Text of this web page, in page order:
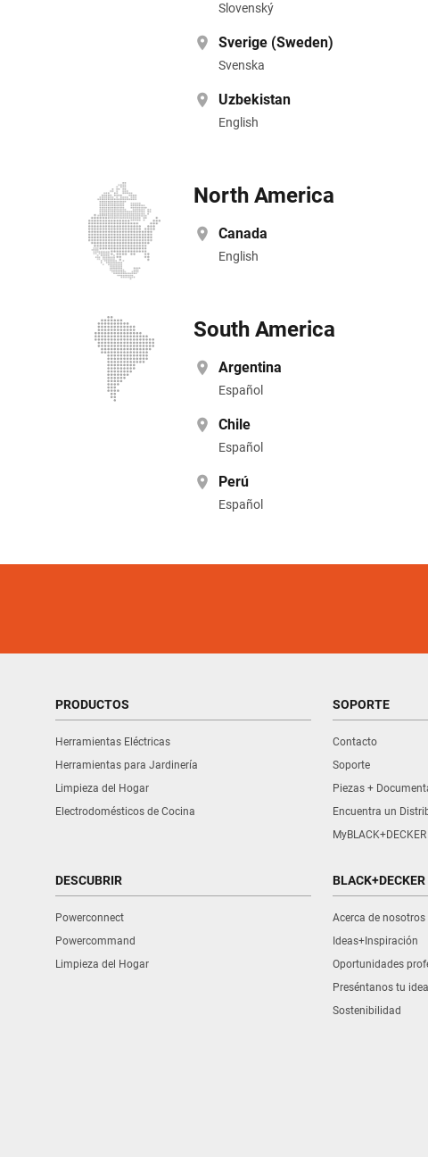
Slovenský
Sverige (Sweden)
Svenska
Uzbekistan
English
North America
Canada
English
South America
Argentina
Español
Chile
Español
Perú
Español
PRODUCTOS
Herramientas Eléctricas
Herramientas para Jardinería
Limpieza del Hogar
Electrodomésticos de Cocina
SOPORTE
Contacto
Soporte
Piezas +
Encuentra un
MyBLACK+DECKER
DESCUBRIR
Powerconnect
Powercommand
Limpieza del Hogar
BLACK+DECKER
Acerca de nosotros
Ideas+Inspiración
Oportunidades
Preséntanos tu idea
Sostenibilidad